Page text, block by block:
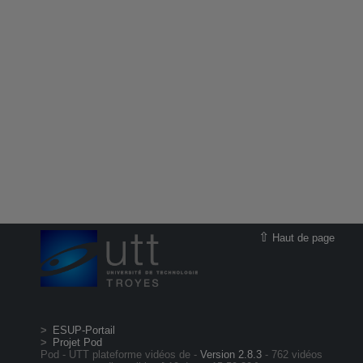
Haut de page
ESUP-Portail
Projet Pod
Pod - UTT plateforme vidéos de - Version 2.8.3 - 762 vidéos